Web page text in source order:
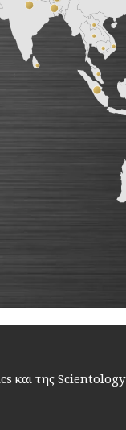
και της Scientology